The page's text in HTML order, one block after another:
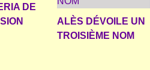
DE
ALÈS DÉVOILE UN
TROISIÈME NOM